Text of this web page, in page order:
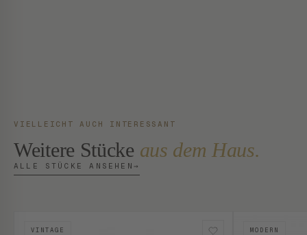
VIELLEICHT AUCH INTERESSANT
Weitere Stücke aus dem Haus.
ALLE STÜCKE ANSEHEN →
VINTAGE MODERN